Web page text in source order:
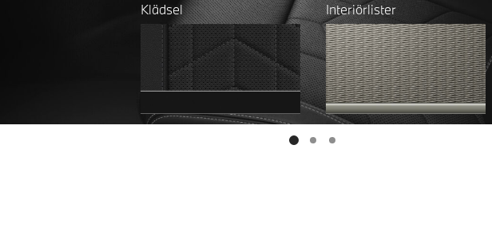
Klädsel Interiörlister